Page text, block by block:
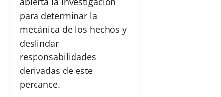
para determinar la
mecánica de los hechos y
deslindar
responsabilidades
derivadas de este
percance.